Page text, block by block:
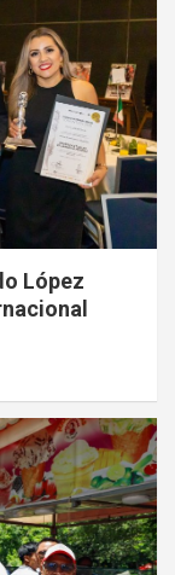
López